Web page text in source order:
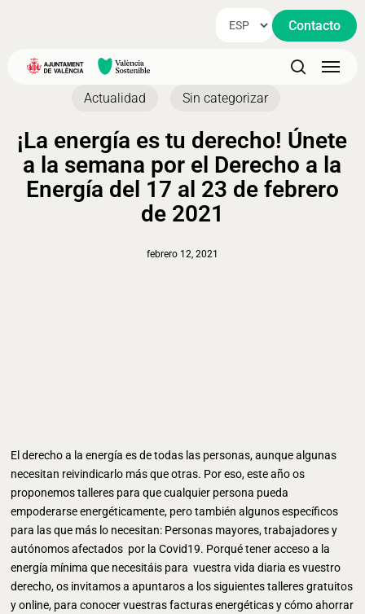
content
Contacto
search
Menu
Actualidad Sin categorizar
¡La energía es tu derecho! Únete
a la semana por el Derecho a la
Energía del 17 al 23 de febrero
de 2021
febrero 12, 2021
El derecho a la energía es de todas las personas, aunque algunas
necesitan reivindicarlo más que otras. Por eso, este año os
proponemos talleres para que cualquier persona pueda
empoderarse energéticamente, pero también algunos específicos
para las que más lo necesitan: Personas mayores, trabajadores y
autónomos afectados por la Covid19. Porqué tener acceso a la
energía mínima que necesitáis para vuestra vida diaria es vuestro
derecho, os invitamos a apuntaros a los siguientes talleres gratuitos
y online, para conocer vuestras facturas energéticas y cómo ahorrar